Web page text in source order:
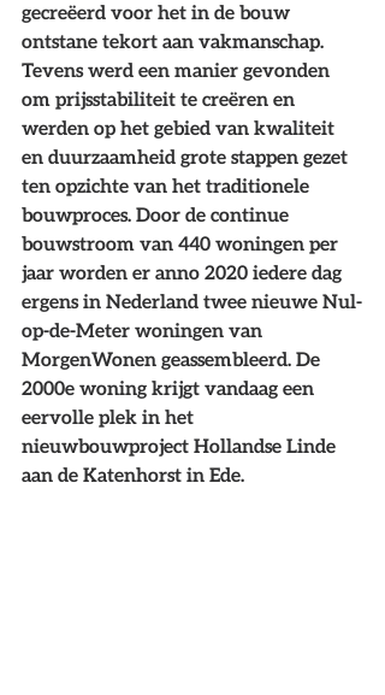
gecreëerd voor het in de bouw
ontstane tekort aan vakmanschap.
Tevens werd een manier gevonden
om prijsstabiliteit te creëren en
werden op het gebied van kwaliteit
en duurzaamheid grote stappen gezet
ten opzichte van het traditionele
bouwproces. Door de continue
bouwstroom van 440 woningen per
jaar worden er anno 2020 iedere dag
ergens in Nederland twee nieuwe Nul-
op-de-Meter woningen van
MorgenWonen geassembleerd. De
2000e woning krijgt vandaag een
eervolle plek in het
nieuwbouwproject Hollandse Linde
aan de Katenhorst in Ede.